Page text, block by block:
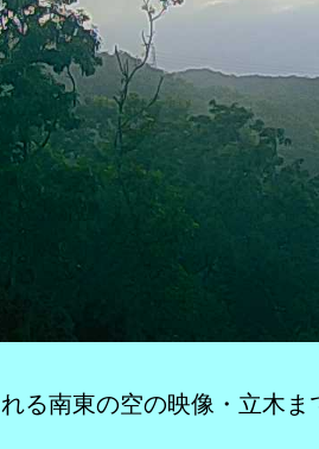
る南東の空の映像・立木ま